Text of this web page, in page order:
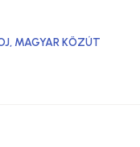
, MAGYAR KÖZÚT